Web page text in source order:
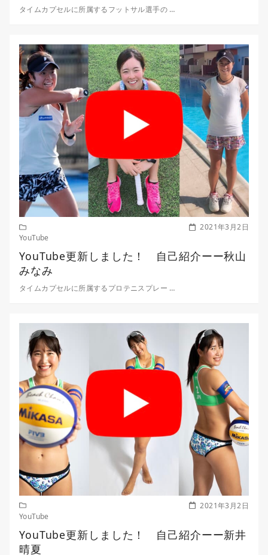
タイムカプセルに所属するフットサル選手の …
YouTube
2021年3月2日
YouTube更新しました！ 自己紹介ーー秋山
みなみ
タイムカプセルに所属するプロテニスプレー …
YouTube
2021年3月2日
YouTube更新しました！ 自己紹介ーー新井
晴夏